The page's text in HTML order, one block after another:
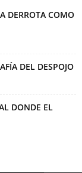
DERROTA COMO
DEL DESPOJO
DONDE EL